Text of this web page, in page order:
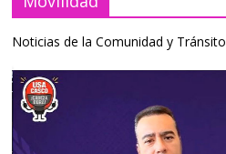
Noticias de la Comunidad y Tránsito